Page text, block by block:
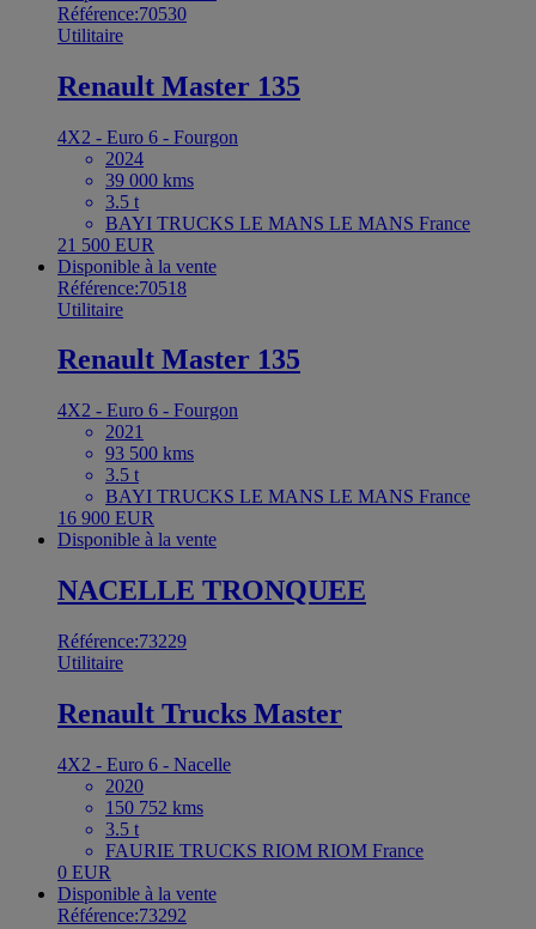
Référence:70530
Utilitaire
Renault Master 135
4X2 - Euro 6 - Fourgon
2024
39 000 kms
3.5 t
BAYI TRUCKS LE MANS LE MANS France
21 500 EUR
Disponible à la vente
Référence:70518
Utilitaire
Renault Master 135
4X2 - Euro 6 - Fourgon
2021
93 500 kms
3.5 t
BAYI TRUCKS LE MANS LE MANS France
16 900 EUR
Disponible à la vente
NACELLE TRONQUEE
Référence:73229
Utilitaire
Renault Trucks Master
4X2 - Euro 6 - Nacelle
2020
150 752 kms
3.5 t
FAURIE TRUCKS RIOM RIOM France
0 EUR
Disponible à la vente
Référence:73292